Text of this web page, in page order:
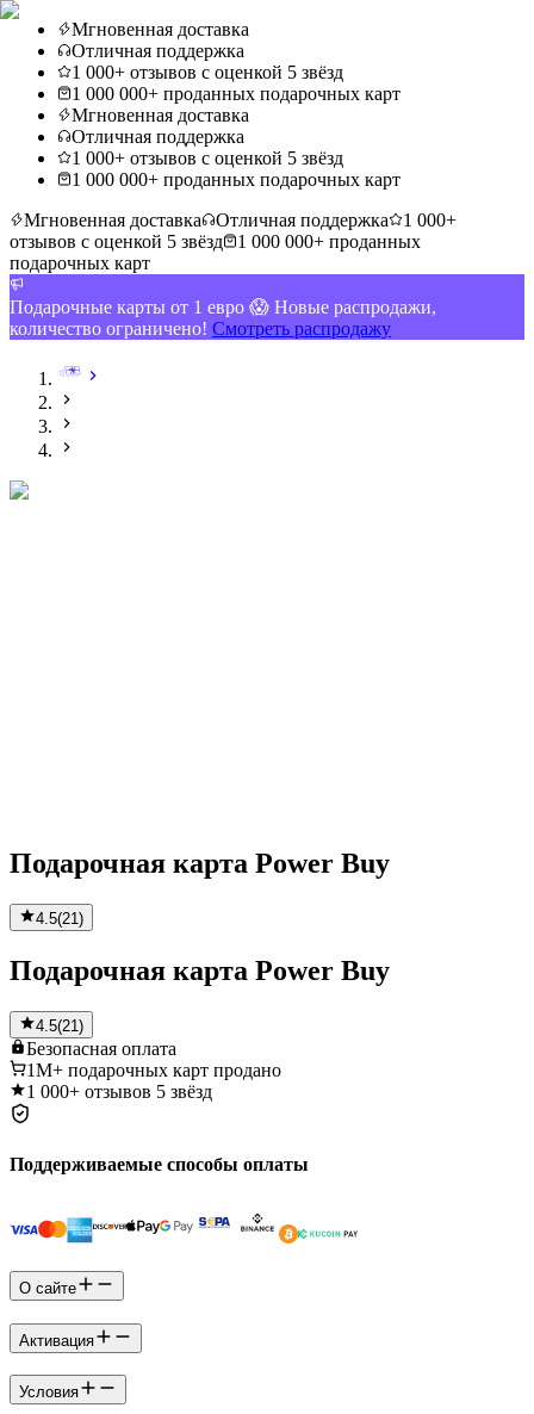
Мгновенная доставка
Отличная поддержка
1 000+ отзывов с оценкой 5 звёзд
1 000 000+ проданных подарочных карт
Мгновенная доставка
Отличная поддержка
1 000+ отзывов с оценкой 5 звёзд
1 000 000+ проданных подарочных карт
Мгновенная доставка
Отличная поддержка
1 000+
отзывов с оценкой 5 звёзд
1 000 000+ проданных
подарочных карт
Подарочные карты от 1 евро 😱 Новые распродажи,
количество ограничено! Смотреть распродажу
Подарочная карта Power Buy
4.5(21 )
Подарочная карта Power Buy
4.5(21)
Безопасная оплата
1M+ подарочных карт продано
1 000+ отзывов 5 звёзд
Поддерживаемые способы оплаты
О сайте
Активация
Условия